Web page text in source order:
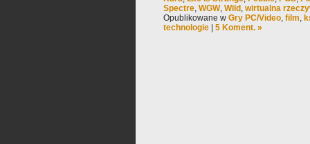
Spectre, WGW, Wild , wirtualna
Opublikowane w Gry PC/Video, film,
technologie
5 Koment. »